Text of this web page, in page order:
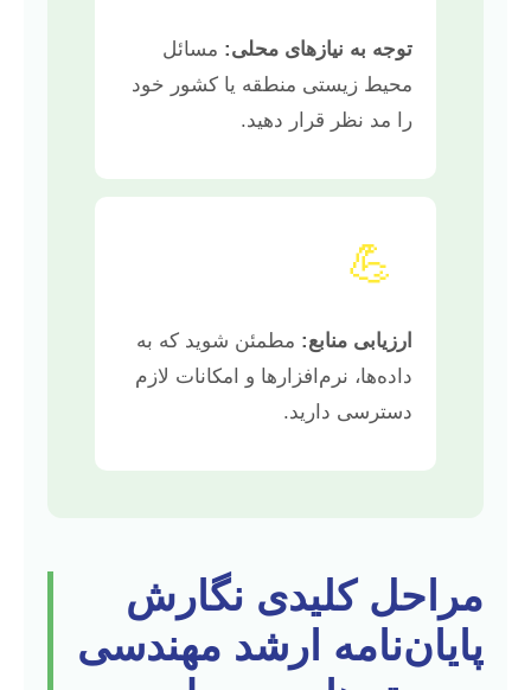
توجه به نیازهای محلی: مسائل
محیط زیستی منطقه یا کشور خود
را مد نظر قرار دهید.
💪
ارزیابی منابع: مطمئن شوید که به
داده‌ها، نرم‌افزارها و امکانات لازم
دسترسی دارید.
مراحل کلیدی نگارش
پایان‌نامه ارشد مهندسی